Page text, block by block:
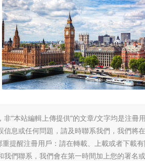
“本站編輯上傳提供”的文章/文字均是注冊
息或任何問題，請及時聯系我們，我們將
提醒注冊用戶：請在轉載、上載或者下載
們聯系，我們會在第一時間加上您的署名